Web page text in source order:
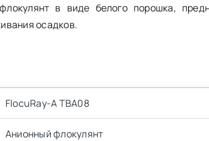
в виде белого порошка,
осадков.
FlocuRay-A TBA08
Анионный флокулянт